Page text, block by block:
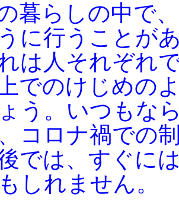
暮らしの中で
に行うことが
は人それぞれ
でのけじめの
う。いつもな
コロナ禍での
では、すぐに
しれません。